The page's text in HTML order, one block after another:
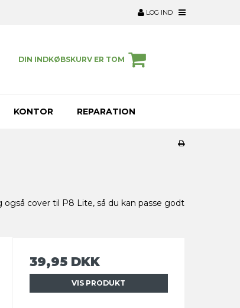
LOG IND
DIN INDKØBSKURV ER TOM
KONTOR REPARATION
cover til P8 Lite, så du kan passe godt
39,95 DKK
VIS PRODUKT